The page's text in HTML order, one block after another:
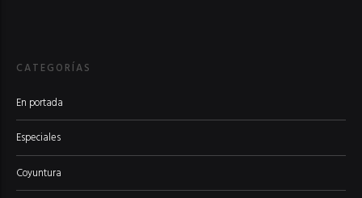
CATEGORÍAS
En portada
Especiales
Coyuntura